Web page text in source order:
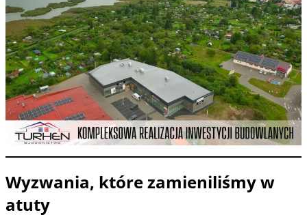
Wyzwania, które zamieniliśmy w
atuty